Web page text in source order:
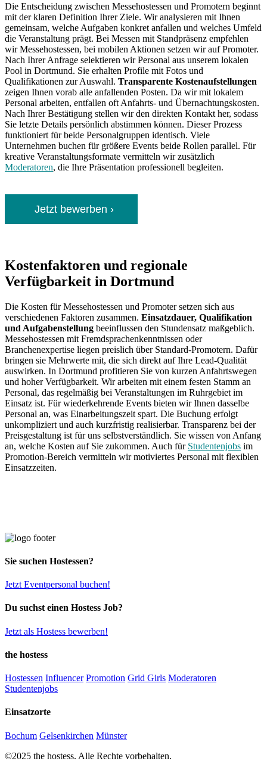
Die Entscheidung zwischen Messehostessen und Promotern beginnt
mit der klaren Definition Ihrer Ziele. Wir analysieren mit Ihnen
gemeinsam, welche Aufgaben konkret anfallen und welches Umfeld
die Veranstaltung prägt. Bei Messen mit Standpräsenz empfehlen
wir Messehostessen, bei mobilen Aktionen setzen wir auf Promoter.
Nach Ihrer Anfrage selektieren wir Personal aus unserem lokalen
Pool in Dortmund. Sie erhalten Profile mit Fotos und
Qualifikationen zur Auswahl. Transparente Kostenaufstellungen
zeigen Ihnen vorab alle anfallenden Posten. Da wir mit lokalem
Personal arbeiten, entfallen oft Anfahrts- und Übernachtungskosten.
Nach Ihrer Bestätigung stellen wir den direkten Kontakt her, sodass
Sie letzte Details persönlich abstimmen können. Dieser Prozess
funktioniert für beide Personalgruppen identisch. Viele
Unternehmen buchen für größere Events beide Rollen parallel. Für
kreative Veranstaltungsformate vermitteln wir zusätzlich
Moderatoren, die Ihre Präsentation professionell begleiten.
Jetzt bewerben ›
Kostenfaktoren und regionale
Verfügbarkeit in Dortmund
Die Kosten für Messehostessen und Promoter setzen sich aus
verschiedenen Faktoren zusammen. Einsatzdauer, Qualifikation
und Aufgabenstellung beeinflussen den Stundensatz maßgeblich.
Messehostessen mit Fremdsprachenkenntnissen oder
Branchenexpertise liegen preislich über Standard-Promotern. Dafür
bringen sie Mehrwerte mit, die sich direkt auf Ihre Lead-Qualität
auswirken. In Dortmund profitieren Sie von kurzen Anfahrtswegen
und hoher Verfügbarkeit. Wir arbeiten mit einem festen Stamm an
Personal, das regelmäßig bei Veranstaltungen im Ruhrgebiet im
Einsatz ist. Für wiederkehrende Events bieten wir Ihnen dasselbe
Personal an, was Einarbeitungszeit spart. Die Buchung erfolgt
unkompliziert und auch kurzfristig realisierbar. Transparenz bei der
Preisgestaltung ist für uns selbstverständlich. Sie wissen von Anfang
an, welche Kosten auf Sie zukommen. Auch für Studentenjobs im
Promotion-Bereich vermitteln wir motiviertes Personal mit flexiblen
Einsatzzeiten.
Sie suchen Hostessen?
Jetzt Eventpersonal buchen!
Du suchst einen Hostess Job?
Jetzt als Hostess bewerben!
the hostess
Hostessen Influencer Promotion Grid Girls Moderatoren
Studentenjobs
Einsatzorte
Bochum Gelsenkirchen Münster
©2025 the hostess. Alle Rechte vorbehalten.